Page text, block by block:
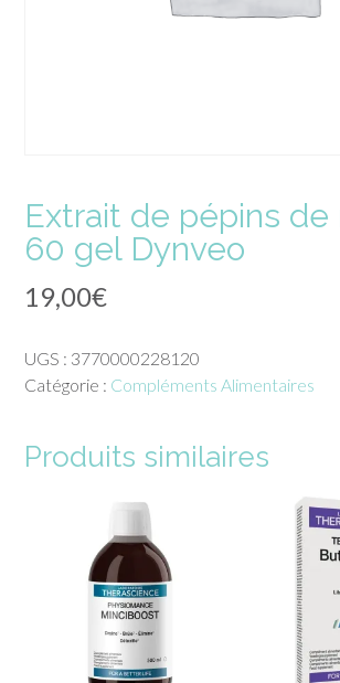
Extrait de pépins de
60 gel Dynveo
19,00€
UGS : 3770000228120
Catégorie : Compléments Alimentaires
Produits similaires